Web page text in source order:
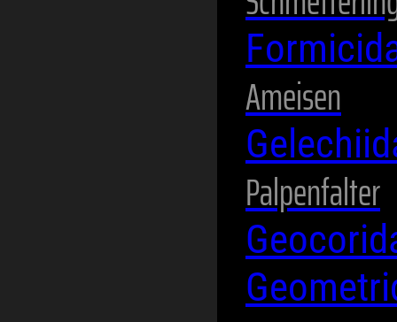
Ameisen
Palpenfalter